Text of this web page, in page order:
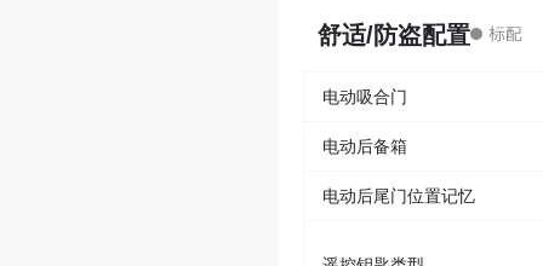
舒适/防盗配置
电动吸合门
电动后备箱
电动后尾门位置记忆